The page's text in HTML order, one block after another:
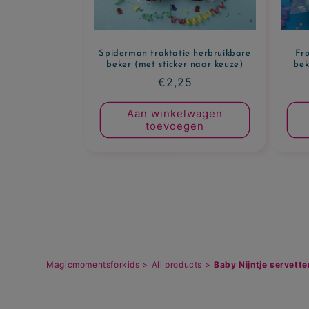
Spiderman traktatie herbruikbare
beker (met sticker naar keuze)
Normale
prijs
€2,25
Aan winkelwagen
toevoegen
Magicmomentsforkids > All products > Baby Nijntje